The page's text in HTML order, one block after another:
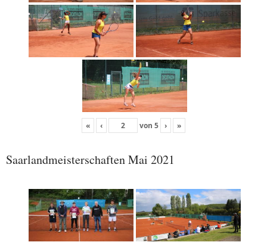
« ‹ von 5 › »
Saarlandmeisterschaften Mai 2021